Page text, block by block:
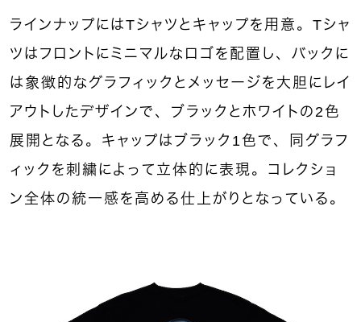
ラインナップにはTシャツとキャップを用意。Tシャ
ツはフロントにミニマルなロゴを配置し、バックに
は象徴的なグラフィックとメッセージを大胆にレイ
アウトしたデザインで、ブラックとホワイトの2色
展開となる。キャップはブラック1色で、同グラフ
ィックを刺繍によって立体的に表現。コレクショ
ン全体の統一感を高める仕上がりとなっている。